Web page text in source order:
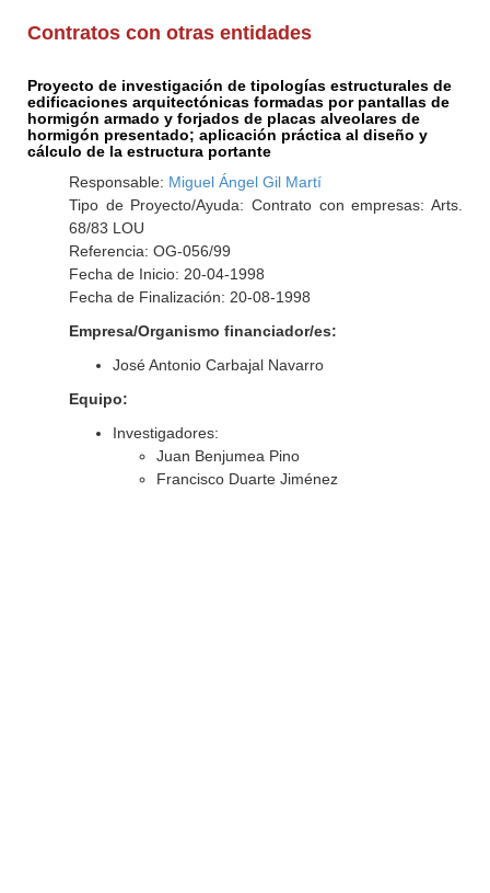
Contratos con otras entidades
Proyecto de investigación de tipologías estructurales de
edificaciones arquitectónicas formadas por pantallas de
hormigón armado y forjados de placas alveolares de
hormigón presentado; aplicación práctica al diseño y
cálculo de la estructura portante
Responsable: Miguel Ángel Gil Martí
Tipo de Proyecto/Ayuda: Contrato con empresas: Arts.
68/83 LOU
Referencia: OG-056/99
Fecha de Inicio: 20-04-1998
Fecha de Finalización: 20-08-1998
Empresa/Organismo financiador/es:
José Antonio Carbajal Navarro
Equipo:
Investigadores:
Juan Benjumea Pino
Francisco Duarte Jiménez